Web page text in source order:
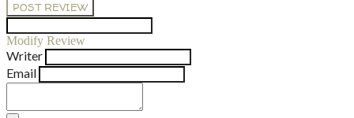
POST REVIEW
Modify Review
Writer
Email